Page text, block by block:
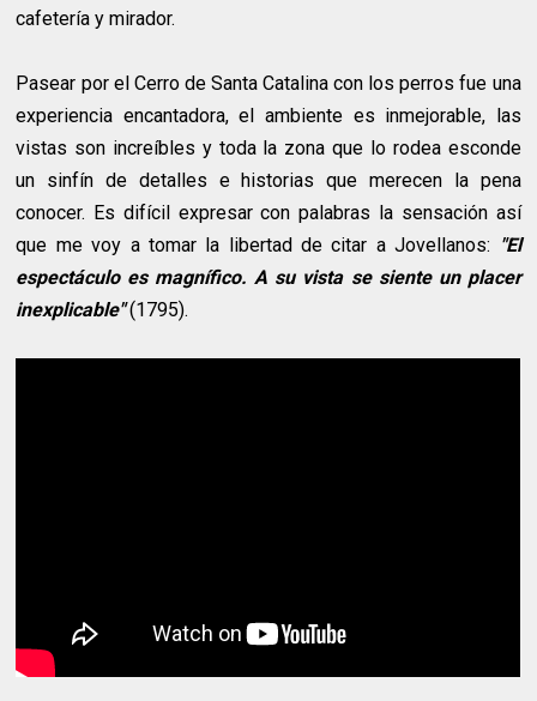
cafetería y mirador.
Pasear por el Cerro de Santa Catalina con los perros fue una
experiencia encantadora, el ambiente es inmejorable, las
vistas son increíbles y toda la zona que lo rodea esconde
un sinfín de detalles e historias que merecen la pena
conocer. Es difícil expresar con palabras la sensación así
que me voy a tomar la libertad de citar a Jovellanos: "El
espectáculo es magnífico. A su vista se siente un placer
inexplicable"(1795).